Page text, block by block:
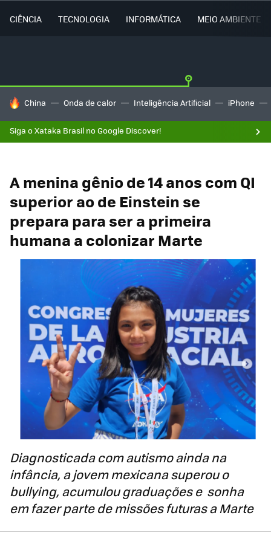
CIÊNCIA TECNOLOGIA INFORMÁTICA MEIO AMBIENTE
TENDÊNCIAS DO DIA
China Onda de calor Inteligência Artificial iPhone
Siga o Xataka Brasil no Google Discover!
A menina gênio de 14 anos com QI
superior ao de Einstein se
prepara para ser a primeira
humana a colonizar Marte
Diagnosticada com autismo ainda na
infância, a jovem mexicana superou o
bullying, acumulou graduações e sonha
em fazer parte de missões futuras a Marte